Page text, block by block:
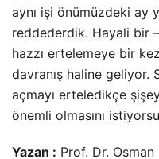
aynı işi önümüzdeki ay
reddederdik. Hayali bir
hazzı ertelemeye bir
davranış haline geliyor.
açmayı erteledikçe
önemli olmasını
Yazan : Prof. Dr.